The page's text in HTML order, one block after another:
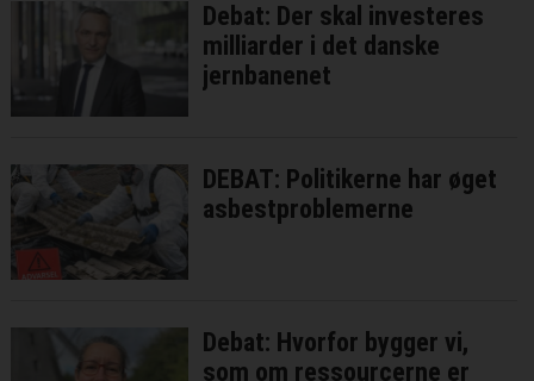
Debat: Der skal investeres
milliarder i det danske
jernbanenet
DEBAT: Politikerne har øget
asbestproblemerne
Debat: Hvorfor bygger vi,
som om ressourcerne er